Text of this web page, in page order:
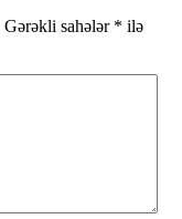
Gərəkli sahələr * ilə